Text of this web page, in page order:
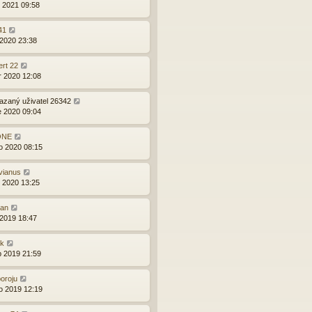
2021 09:58
23:38
22
2020 12:08
uživatel 26342
2020 09:04
2020 08:15
2020 13:25
18:47
2019 21:59
2019 12:19